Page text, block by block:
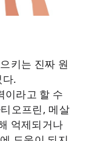
키는 진짜 원
다.
이라고 할 수
오프린, 메살
억제되거나